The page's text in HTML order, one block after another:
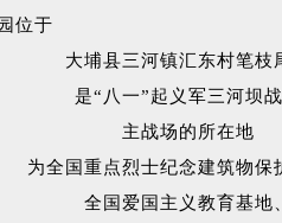
位于
大埔县三河镇汇东村笔枝
是“八一”起义军三河坝
主战场的所在地
为全国重点烈士纪念建筑物保
全国爱国主义教育基地